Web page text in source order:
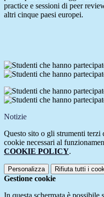
practice e sessioni di peer
altri cinque paesi europei.
Notizie
Questo sito o gli strumenti
cookie necessari al
COOKIE POLICY.
Personalizza Rifiuta tutti i
Gestione cookie